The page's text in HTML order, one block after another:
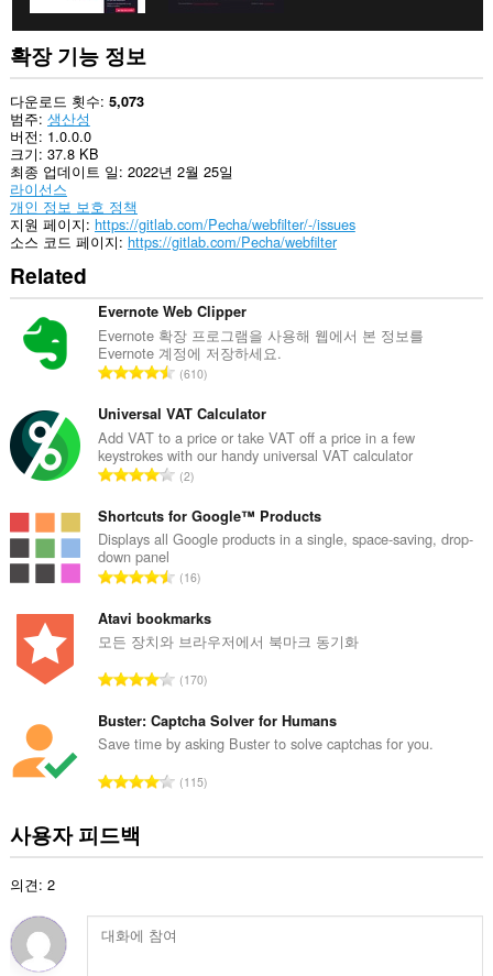
이
확
장
기
능
은
탭
및
탐
색
활
동
에
세
스
확장 기능 정보
다운로드 횟수 5,073
범주 생산성
버전 1.0.0.0
크기 37.8 KB
최종 업데이트 일 2022년 2월 25일
라이선스
개인 정보 보호 정책
지원 페이지 https://gitlab.com/Pecha/webfilter/-/issues
소스 코드 페이지 https://gitlab.com/Pecha/webfilter
Related
Evernote Web Clipper
Evernote 확장 프로그램을 사용해 웹에서 본 정보를
Evernote 계정에 저장하세요.
총
급
수
:
610
Universal VAT Calculator
Add VAT to a price or take VAT off a price in a few
keystrokes with our handy universal VAT calculator
총
급
수
2
Shortcuts for Google™ Products
Displays all Google products in a single, space-saving, drop-
down panel
총
급
수
16
Atavi bookmarks
모든 장치와 브라우저에서 북마크 동기화
총
급
수
170
Buster: Captcha Solver for Humans
Save time by asking Buster to solve captchas for you.
총115
사용자 피드백
의견: 2